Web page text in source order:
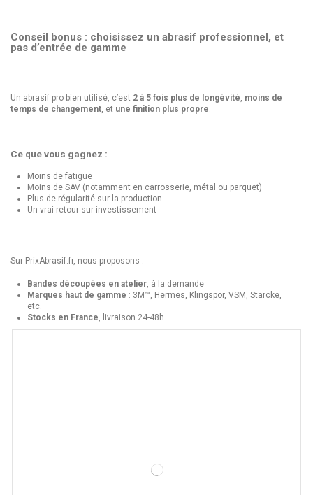
Conseil bonus : choisissez un abrasif professionnel, et
pas d’entrée de gamme
Un abrasif pro bien utilisé, c’est 2 à 5 fois plus de longévité, moins de
temps de changement, et une finition plus propre.
Ce que vous gagnez :
Moins de fatigue
Moins de SAV (notamment en carrosserie, métal ou parquet)
Plus de régularité sur la production
Un vrai retour sur investissement
Sur PrixAbrasif.fr, nous proposons :
Bandes découpées en atelier, à la demande
Marques haut de gamme : 3M™, Hermes, Klingspor, VSM, Starcke,
etc.
Stocks en France, livraison 24-48h